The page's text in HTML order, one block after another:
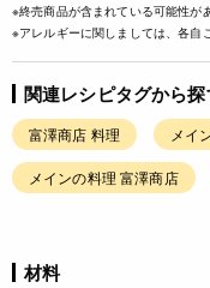
※終売商品が含まれている可能性が
※アレルギーに関しましては、各自
関連レシピタグから
富澤商店 料理 メイ
メインの料理 富澤商店
材料